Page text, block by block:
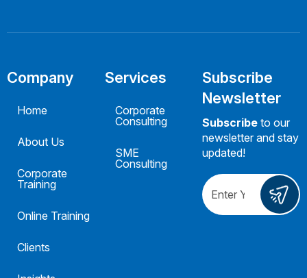
Company
Home
About Us
Corporate
Training
Online Training
Clients
Services
Corporate
Consulting
SME
Consulting
Subscribe
Newsletter
Subscribe to our
newsletter and stay
updated!